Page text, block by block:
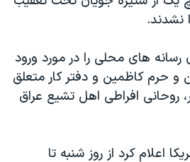
نشدند.
رسانه های محلی را در مورد ورود
و حرم کاظمين و دفتر کار متعلق
افراطی اهل تشيع عراق
اعلام کرد از روز شنبه تا